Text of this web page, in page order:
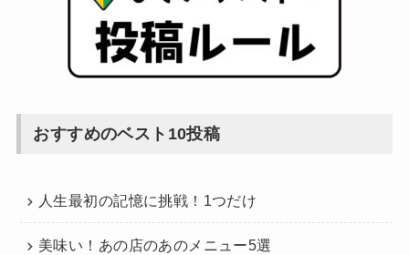
おすすめのベスト10投稿
人生最初の記憶に挑戦！1つだけ
美味い！あの店のあのメニュー5選